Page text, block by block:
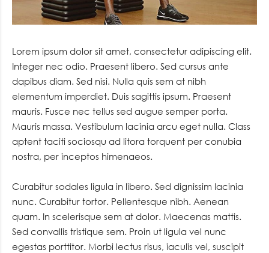
Lorem ipsum dolor sit amet, consectetur adipiscing elit.
Integer nec odio. Praesent libero. Sed cursus ante
dapibus diam. Sed nisi. Nulla quis sem at nibh
elementum imperdiet. Duis sagittis ipsum. Praesent
mauris. Fusce nec tellus sed augue semper porta.
Mauris massa. Vestibulum lacinia arcu eget nulla. Class
aptent taciti sociosqu ad litora torquent per conubia
nostra, per inceptos himenaeos.
Curabitur sodales ligula in libero. Sed dignissim lacinia
nunc. Curabitur tortor. Pellentesque nibh. Aenean
quam. In scelerisque sem at dolor. Maecenas mattis.
Sed convallis tristique sem. Proin ut ligula vel nunc
egestas porttitor. Morbi lectus risus, iaculis vel, suscipit